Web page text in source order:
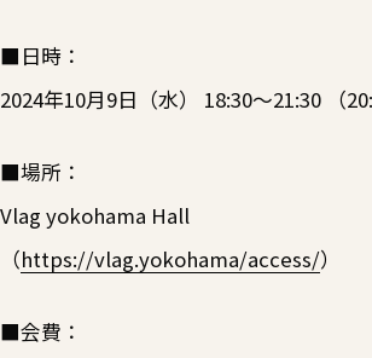
■日時：
2024年10月9日（水） 18:30～21:30 （
■場所：
Vlag yokohama Hall
（https://vlag.yokohama/access/）
■会費：